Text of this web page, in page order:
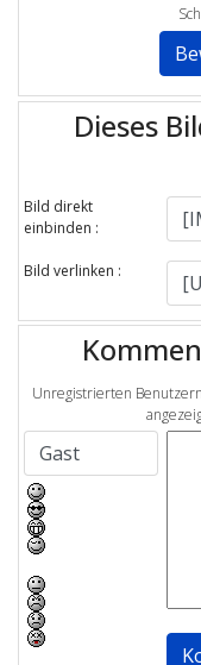
Dieses
Bild direkt
einbinden :
Bild verlinken :
Unregistrierten